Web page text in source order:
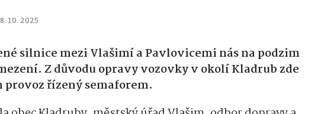
10. 2025
silnice mezi Vlašimí a Pavlovicemi nás na podzim
Z důvodu opravy vozovky v okolí Kladrub zde
provoz řízený semaforem.